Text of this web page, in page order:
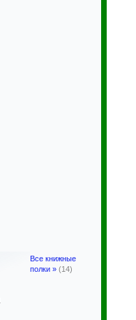
Все книжные
полки » (14)